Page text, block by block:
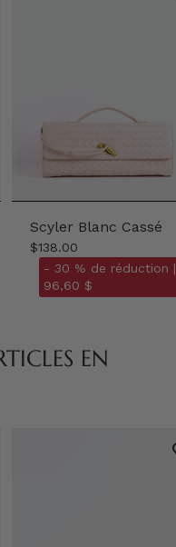
Scyler Blanc Cassé
$138.00
- 30 % de réduction |
96,60 $
EN